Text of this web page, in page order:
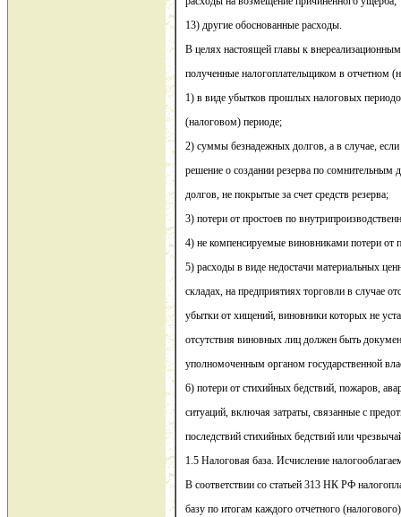
13) другие обоснованные расходы.
В целях настоящей главы к
полученные налогоплательщиком в отчетном
1) в виде убытков прошлых налоговых
(налоговом) периоде;
2) суммы безнадежных долгов, а в случае,
решение о создании резерва по
долгов, не покрытые за счет средств резерва;
3) потери от простоев по
4) не компенсируемые виновниками потери от
5) расходы в виде недостачи материальных
складах, на предприятиях торговли в случае
убытки от хищений, виновники которых не
отсутствия виновных лиц должен быть
уполномоченным органом государственной
6) потери от стихийных бедствий, пожаров,
ситуаций, включая затраты, связанные с
последствий стихийных бедствий или
1.5 Налоговая база. Исчисление
В соответствии со статьей 313 НК РФ
базу по итогам каждого отчетного